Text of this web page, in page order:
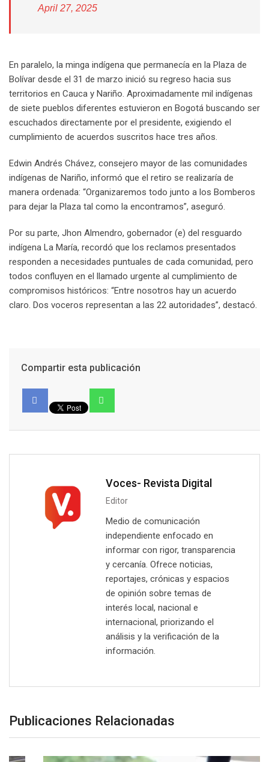
April 27, 2025
En paralelo, la minga indígena que permanecía en la Plaza de
Bolívar desde el 31 de marzo inició su regreso hacia sus
territorios en Cauca y Nariño. Aproximadamente mil indígenas
de siete pueblos diferentes estuvieron en Bogotá buscando ser
escuchados directamente por el presidente, exigiendo el
cumplimiento de acuerdos suscritos hace tres años.
Edwin Andrés Chávez, consejero mayor de las comunidades
indígenas de Nariño, informó que el retiro se realizaría de
manera ordenada: “Organizaremos todo junto a los Bomberos
para dejar la Plaza tal como la encontramos”, aseguró.
Por su parte, Jhon Almendro, gobernador (e) del resguardo
indígena La María, recordó que los reclamos presentados
responden a necesidades puntuales de cada comunidad, pero
todos confluyen en el llamado urgente al cumplimiento de
compromisos históricos: “Entre nosotros hay un acuerdo
claro. Dos voceros representan a las 22 autoridades”, destacó.
Compartir esta publicación
Voces- Revista Digital
Editor
Medio de comunicación
independiente enfocado en
informar con rigor, transparencia
y cercanía. Ofrece noticias,
reportajes, crónicas y espacios
de opinión sobre temas de
interés local, nacional e
internacional, priorizando el
análisis y la verificación de la
información.
Publicaciones Relacionadas